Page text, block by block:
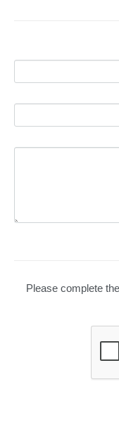
Please complete